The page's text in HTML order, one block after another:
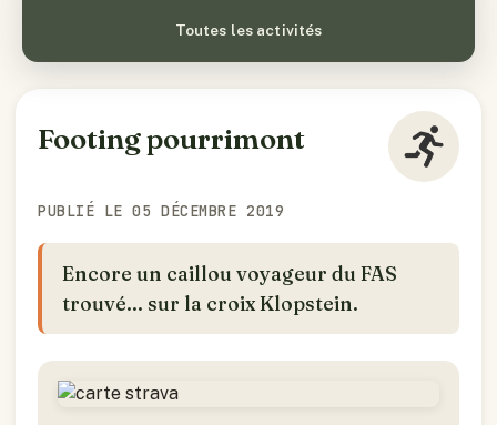
Toutes les activités
Footing pourrimont
PUBLIÉ LE 05 DÉCEMBRE 2019
Encore un caillou voyageur du FAS
trouvé... sur la croix Klopstein.